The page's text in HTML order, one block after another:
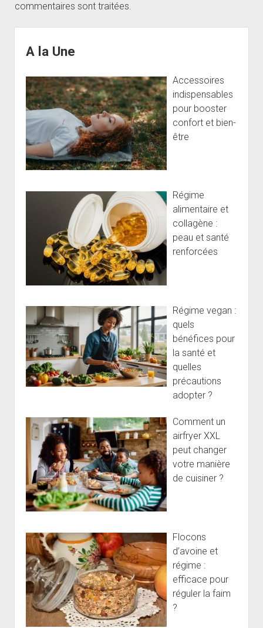
commentaires sont traitées.
A la Une
Accessoires
indispensables
pour booster
confort et bien-
être
Régime
alimentaire et
collagène :
peau et santé
renforcées
Régime vegan :
quels
bénéfices pour
la santé et
quelles
précautions
adopter ?
Comment un
airfryer XXL
peut changer
votre manière
de cuisiner ?
Flocons
d’avoine et
régime :
efficace pour
réguler la faim
?